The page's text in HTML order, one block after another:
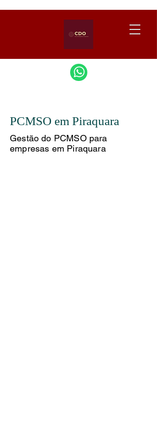
PCMSO em Piraquara
Gestão do PCMSO para
empresas em Piraquara